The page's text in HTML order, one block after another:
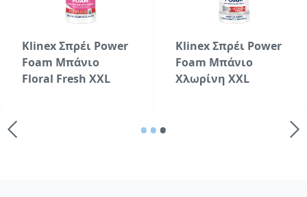
Klinex Σπρέι Power
Foam Μπάνιο
Floral Fresh XXL
Klinex Σπρέι Power
Foam Μπάνιο
Χλωρίνη XXL
•••